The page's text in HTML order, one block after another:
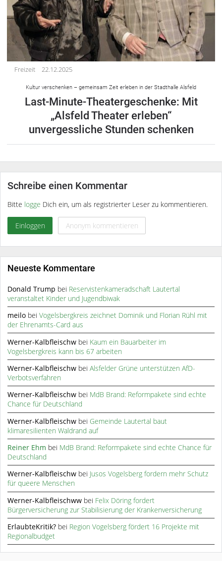
Freizeit 22.12.2025
Kultur verschenken – gemeinsam Zeit erleben in der Stadthalle Alsfeld
Last-Minute-Theatergeschenke: Mit
„Alsfeld Theater erleben“
unvergessliche Stunden schenken
Schreibe einen Kommentar
Bitte logge Dich ein, um als registrierter Leser zu kommentieren.
Einloggen Anonym kommentieren
Neueste Kommentare
Donald Trump bei Reservistenkameradschaft Lautertal
veranstaltet Kinder und Jugendbiwak
meilo beiVogelsbergkreis zeichnet Dominik und Florian Rühl mit
der Ehrenamts-Card aus
Werner-Kalbfleischw bei Kaum ein Bauarbeiter im
Vogelsbergkreis kann bis 67 arbeiten
Werner-Kalbfleischw beiAlsfelder Grüne unterstützen AfD-
Verbotsverfahren
Werner-Kalbfleischw bei MdB Brand: Reformpakete sind echte
Chance für Deutschland
Werner-Kalbfleischw bei Gemeinde Lautertal baut
klimaresilienten Waldrand auf
Reiner Ehm bei MdB Brand: Reformpakete sind echte Chance für
Deutschland
Werner-Kalbfleischw bei Jusos Vogelsberg fordern mehr Schutz
für queere Menschen
Werner-Kalbfleischww bei Felix Döring fordert
Bürgerversicherung zur Stabilisierung der Krankenversicherung
ErlaubteKritik? bei Region Vogelsberg fördert 16 Projekte mit
Regionalbudget